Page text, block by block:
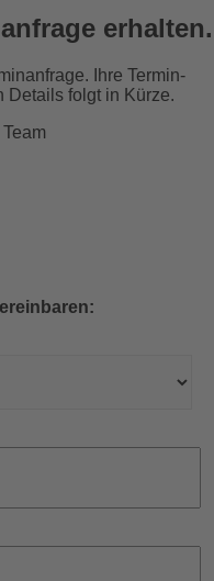
erhalten.
Ihre Termin-
Details folgt in Kürze.